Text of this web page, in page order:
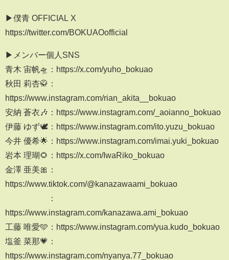
▶僕青 OFFICIAL X
https://twitter.com/BOKUAOofficial
▶メンバー個人SNS
青木 宙帆🛸：https://x.com/yuho_bokuao
秋田 莉杏🥋：
https://www.instagram.com/rian_akita__bokuao
安納 蒼衣🎶：https://www.instagram.com/_aoianno_bokuao
伊藤 ゆず🕊️：https://www.instagram.com/ito.yuzu_bokuao
今井 優希🌟：https://www.instagram.com/imai.yuki_bokuao
岩本 理瑚🌻：https://x.com/IwaRiko_bokuao
金澤 亜美🎀：
https://www.tiktok.com/@kanazawaami_bokuao
：
https://www.instagram.com/kanazawa.ami_bokuao
工藤 唯愛🩵：https://www.instagram.com/yua.kudo_bokuao
塩釜 菜那💗：
https://www.instagram.com/nyanya.77_bokuao